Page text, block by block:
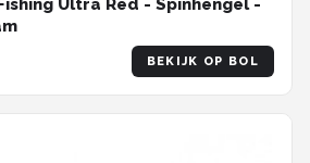
Ultra Red - Spinhengel -
BEKIJK OP BOL